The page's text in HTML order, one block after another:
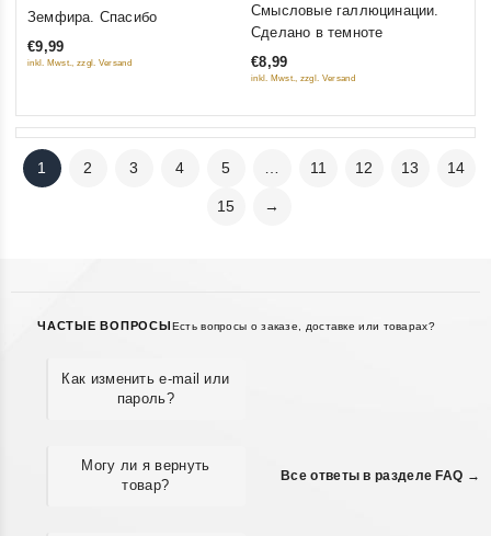
of
Земфира. Спасибо
€9,99
inkl. Mwst., zzgl. Versand 5
Смысловые галлюцинации.
Сделано в темноте
€8,99
inkl. Mwst., zzgl. Versand
1 2 3 4 5 11 12 13 14
15 →
ЧАСТЫЕ ВОПРОСЫ Есть вопросы о заказе, доставке или товарах?
Как изменить e-mail или
пароль?
Могу ли я вернуть
товар?
Все ответы в разделе FAQ →